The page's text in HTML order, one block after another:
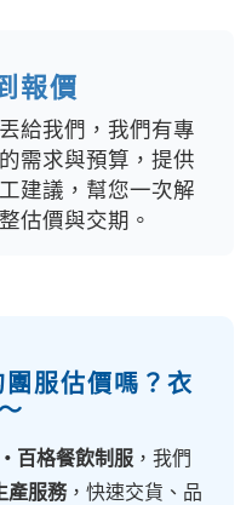
報價
丟給我們，我們有專
需求與預算，提供
建議，幫您一次解
估價與交期。
服估價嗎？衣
百格餐飲制服 ，我們
產服務，快速交貨、品